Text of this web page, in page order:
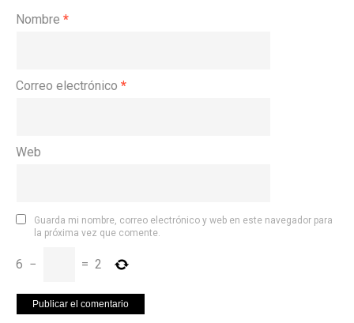
Nombre *
Correo electrónico *
Web
Guarda mi nombre, correo electrónico y web en este navegador para
la próxima vez que comente.
6 − = 2